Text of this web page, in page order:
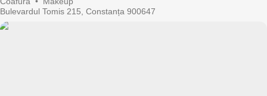
Bulevardul Tomis 215, Constanța 900647